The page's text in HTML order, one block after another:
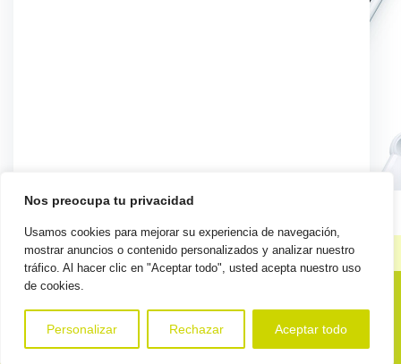
Nos preocupa tu privacidad
Usamos cookies para mejorar su experiencia de navegación,
mostrar anuncios o contenido personalizados y analizar nuestro
tráfico. Al hacer clic en "Aceptar todo", usted acepta nuestro uso
de cookies.
Personalizar Rechazar Aceptar todo
Reglamento general de protección de datos|Política de
calidad
Código ético Elementos corporativos
Política de